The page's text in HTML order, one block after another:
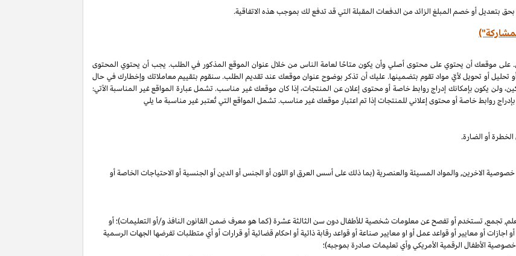
بتعديل أو خصم المبلغ الزائد من الدفعات المقبلة التي قد تدفع لك بموجب هذه الاتفاقية.
على موقعك أن يحتوي على محتوى أصلي وأن يكون متاحًا لعامة الناس من خلال عنوان الموقع المذكور في الطلب. يجب أن يحتوي المحتوى
تحليل أو تحويل لأيّ مواد تقوم بتضمينها. عليك أن تذكر بوضوح عنوان موقعك عند تقديم الطلب. سنقوم بتقييم معاملاتك وإخطارك في حال
ولن يكون بإمكانك إدراج روابط خاصة أو محتوى إعلان عن المنتجات، إذا كان موقعك غير مناسب. تشمل عبارة المواقع غير المناسبة الآتي:
روابط خاصة أو محتوى إعلاني للمنتجات إذا تم اعتبار موقعك غير مناسب. تشمل المواقع التي تُعتبر غير مناسبة ما يلي
أو الضارة.
الاخرين, والمواد المسيئة والعنصرية (بما ذلك على أسس العرق او اللون أو الجنس أو الدين أو الجنسية أو الاحتياجات الخاصة أو
تجمع, تستخدم أو تفصح عن معلومات شخصية للأطفال دون سن الثالثة عشرة (كما هو معرف ضمن القانون النافذ و/أو التعليمات)؛ أو
اجازات أو معايير أو قواعد عمل أو او معايير صناعة أو قواعد رقابة ذاتية أو احكام قضائية أو قرارات أو أي متطلبات تفرضها الجهات الرسمية
الأطفال الرقمية الأمريكي وأي تعليمات صادرة بموجبه)؛